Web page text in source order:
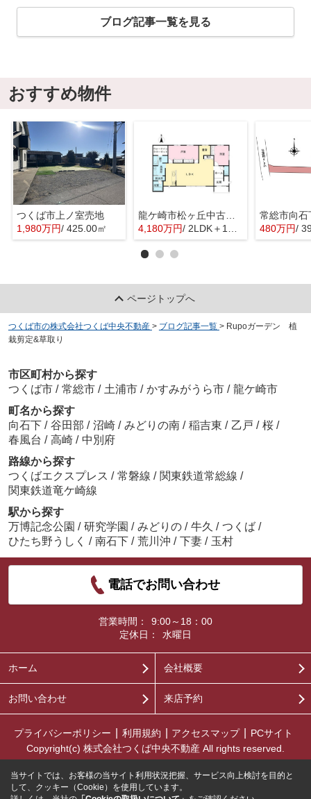
ブログ記事一覧を見る
おすすめ物件
つくば市上ノ室売地
1,980万円/ 425.00㎡
龍ケ崎市松ヶ丘中古戸建
4,180万円/ 2LDK＋1S(納戸)
常総市向
480万円/
ページトップへ
つくば市の株式会社つくば中央不動産 > ブログ記事一覧 > Rupoガーデン 植
栽剪定&草取り
市区町村から探す
つくば市 / 常総市 / 土浦市 / かすみがうら市 / 龍ケ崎市
町名から探す
向石下 / 谷田部 / 沼崎 / みどりの南 / 稲吉東 / 乙戸 / 桜 /
春風台 / 高崎 / 中別府
路線から探す
つくばエクスプレス / 常磐線 / 関東鉄道常総線 /
関東鉄道竜ケ崎線
駅から探す
万博記念公園 / 研究学園 / みどりの / 牛久 / つくば /
ひたち野うしく / 南石下 / 荒川沖 / 下妻 / 玉村
電話でお問い合わせ
営業時間：
9:00～18：00
定休日：
水曜日
ホーム 会社概要
お問い合わせ 来店予約
プライバシーポリシー 利用規約 アクセスマップ
PCサイト
Copyright(c) 株式会社つくば中央不動産 All rights reserved.
当サイトでは、お客様の当サイト利用状況把握、サービス向上検討を目的と
して、クッキー（Cookie）を使用しています。